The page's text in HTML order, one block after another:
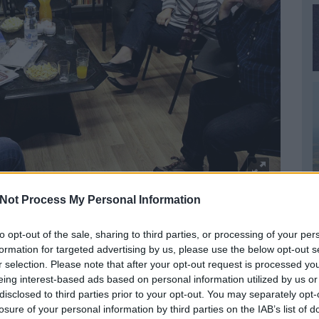
Process My Personal Information
opt-out of the sale, sharing to third parties, or processing of your
for targeted advertising by us, please use the below opt-out
selection. Please note that after your opt-out request is processed
interest-based ads based on personal information utilized by us
to third parties prior to your opt-out. You may separately
of your personal information by third parties on the IAB’s list of
novellahallgatással megnyitottuk a
a több ezer könyv rendezésében az ELTE BTK
utolsó szakmai gyakorlatom keretében
percben elmondta az Ady Endre út 89 szám
megszületését és jövőbeli elképzeléseinket. A
könyv rendszerezésében jelentős szerepet vállaló
az álhírekről írt diplomamunkájáról beszélt a